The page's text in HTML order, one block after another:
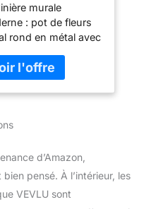
guirlande
LED, pot
en fer
herbes, petits
parfaits pour
chambre et
(noir)
murale
: pot de fleurs
rond en métal avec
des petites
réelles ou
des fleurs,
aériennes ou des
des courbes
soulignent
simple et
d’Amazon,
pensé. À l’intérieur, les
VEVLU sont